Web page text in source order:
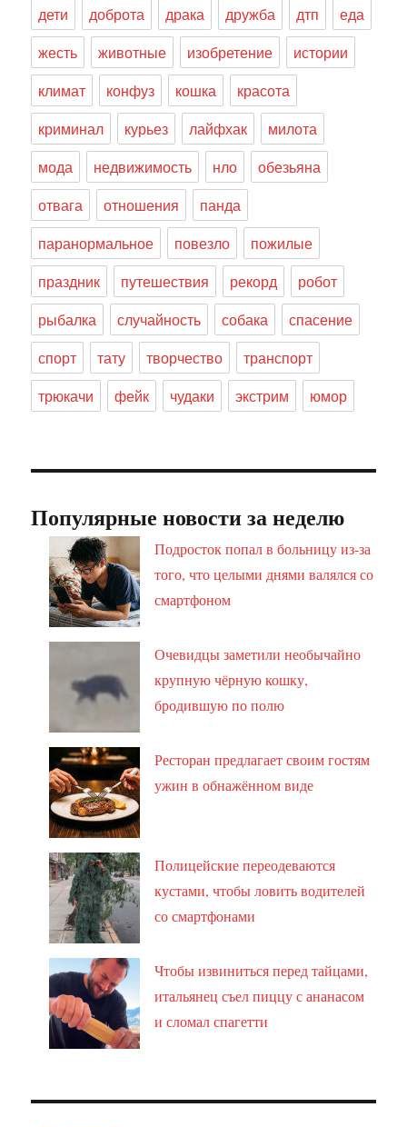
дети доброта драка дружба дтп
еда
жесть
животные изобретение
истории
климат
конфуз кошка
красота
криминал
курьез лайфхак
милота
мода
недвижимость нло
обезьяна
отвага
отношения
панда
паранормальное
повезло
пожилые
праздник
путешествия рекорд
робот
рыбалка
случайность собака
спасение
спорт
тату творчество
транспорт
трюкачи
фейк чудаки экстрим юмор
Популярные новости за неделю
Подросток попал в больницу из-за
того, что целыми днями валялся со
смартфоном
Очевидцы заметили необычайно
крупную чёрную кошку,
бродившую по полю
Ресторан предлагает своим гостям
ужин в обнажённом виде
Полицейские переодеваются
кустами, чтобы ловить водителей
со смартфонами
Чтобы извиниться перед тайцами,
итальянец съел пиццу с ананасом
и сломал спагетти